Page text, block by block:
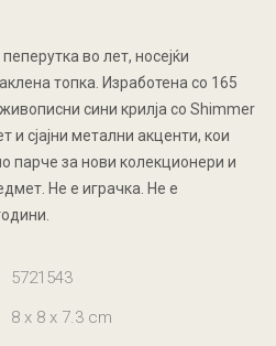
во лет, носејќи
топка. Изработена со 165
сини крилја со Shimmer
и сјајни метални акценти, кои
парче за нови колекционери и
Не е играчка. Не е
5721543
8 x 8 x 7.3 cm